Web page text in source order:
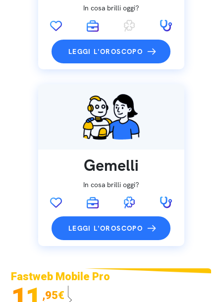
In cosa brilli oggi?
LEGGI L'OROSCOPO
Gemelli
In cosa brilli oggi?
LEGGI L'OROSCOPO
Fastweb Mobile Pro
,95€